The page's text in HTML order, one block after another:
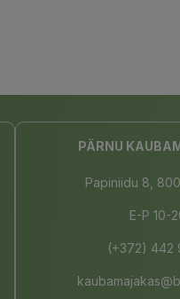
PÄRNU
Papiniidu 8,
E-P 10-
(+372) 442